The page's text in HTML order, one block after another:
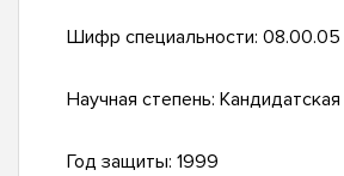
Шифр специальности: 08.00.05
Научная степень: Кандидатская
Год защиты: 1999